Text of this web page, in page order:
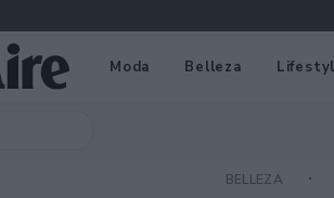
Moda Belleza
BELLEZA